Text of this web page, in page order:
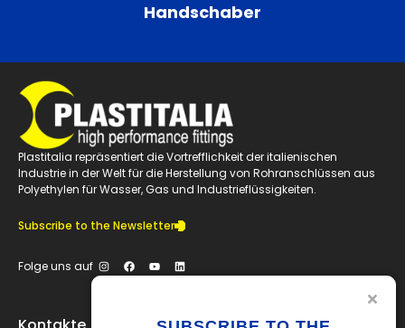
Handschaber
Plastitalia repräsentiert die Vortrefflichkeit der italienischen
Industrie in der Welt für die Herstellung von Rohranschlüssen aus
Polyethylen für Wasser, Gas und Industrieflüssigkeiten.
Subscribe to the Newsletter
Folge uns auf